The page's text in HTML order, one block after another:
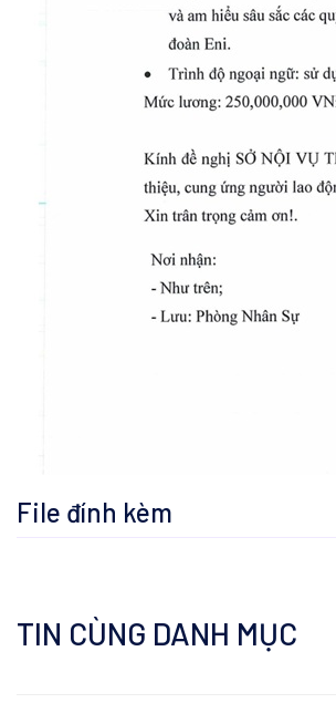
File đính kèm
TIN CÙNG DANH MỤC